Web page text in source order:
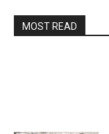
MOST READ